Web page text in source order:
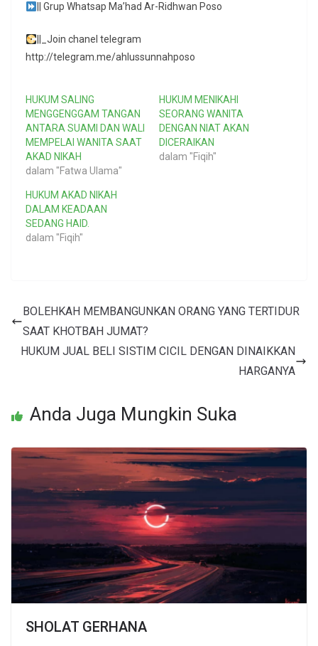
|| Grup Whatsap Ma’had Ar-Ridhwan Poso
||_Join chanel telegram
http://telegram.me/ahlussunnahposo
HUKUM SALING
MENGGENGGAM TANGAN
ANTARA SUAMI DAN WALI
MEMPELAI WANITA SAAT
AKAD NIKAH
dalam "Fatwa Ulama"
HUKUM MENIKAHI
SEORANG WANITA
DENGAN NIAT AKAN
DICERAIKAN
dalam "Fiqih"
HUKUM AKAD NIKAH
DALAM KEADAAN
SEDANG HAID.
dalam "Fiqih"
BOLEHKAH MEMBANGUNKAN ORANG YANG TERTIDUR
SAAT KHOTBAH JUMAT?
HUKUM JUAL BELI SISTIM CICIL DENGAN DINAIKKAN
HARGANYA
Anda Juga Mungkin Suka
SHOLAT GERHANA